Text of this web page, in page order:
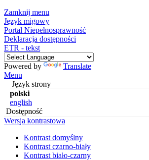
Zamknij menu
Język migowy
Portal Niepełnosprawność
Deklaracja dostępności
ETR - tekst
Powered by
Translate
Menu
Język strony
polski
english
Dostępność
Wersja kontrastowa
Kontrast domyślny
Kontrast czarno-biały
Kontrast biało-czarny